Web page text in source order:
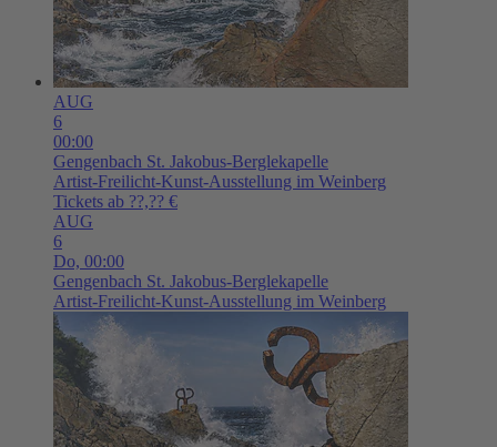
AUG
6
00:00
Gengenbach St. Jakobus-Berglekapelle
Artist-Freilicht-Kunst-Ausstellung im Weinberg
Tickets ab ??,?? €
AUG
6
Do, 00:00
Gengenbach St. Jakobus-Berglekapelle
Artist-Freilicht-Kunst-Ausstellung im Weinberg